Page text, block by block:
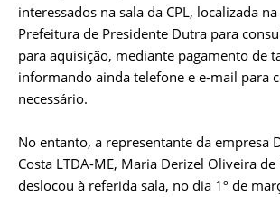
interessados na sala da CPL, localizada
Prefeitura de Presidente Dutra para
para aquisição, mediante pagamento de
informando ainda telefone e e-mail para
necessário.
No entanto, a representante da empresa
Costa LTDA-ME, Maria Derizel Oliveira
deslocou à referida sala, no dia 1º de